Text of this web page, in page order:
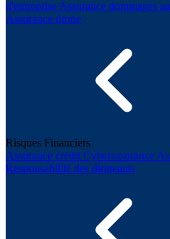
d'entreprise Assurance dommages
Assurance drone
Risques Financiers
Assurance crédit Cyberassurance
Responsabilité des dirigeants